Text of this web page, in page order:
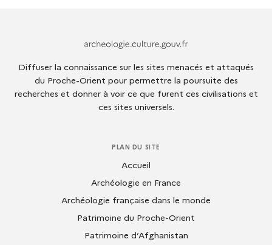
Diffuser la connaissance sur les sites menacés et attaqués
du Proche-Orient pour permettre la poursuite des
recherches et donner à voir ce que furent ces civilisations et
ces sites universels.
PLAN DU SITE
Accueil
Archéologie en France
Archéologie française dans le monde
Patrimoine du Proche-Orient
Patrimoine d’Afghanistan